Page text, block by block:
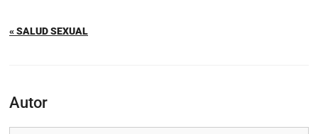
« SALUD SEXUAL
Autor